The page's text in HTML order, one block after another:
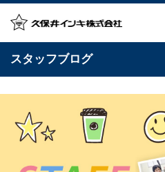
スタッフブログ